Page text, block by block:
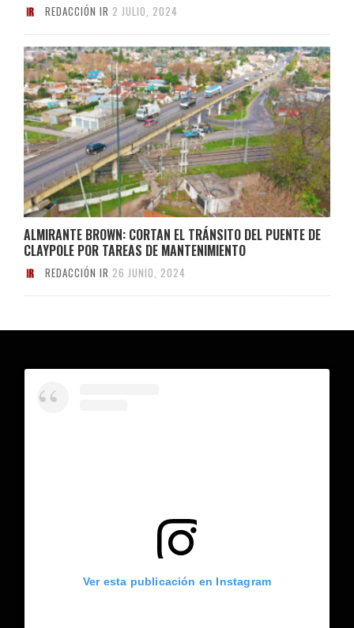
REDACCIÓN IR 2 JULIO, 2024
ALMIRANTE BROWN: CORTAN EL TRÁNSITO DEL PUENTE DE
CLAYPOLE POR TAREAS DE MANTENIMIENTO
REDACCIÓN IR 26 JUNIO, 2024
Ver esta publicación en Instagram